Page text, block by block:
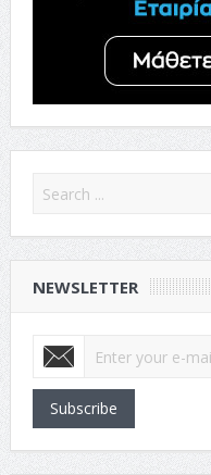
NEWSLETTER
Subscribe